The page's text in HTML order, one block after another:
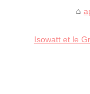
Isowatt et le